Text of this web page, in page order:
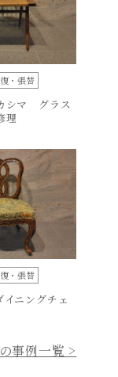
・張替
シマ グラス
理
・張替
イニングチェ
事例一覧 >